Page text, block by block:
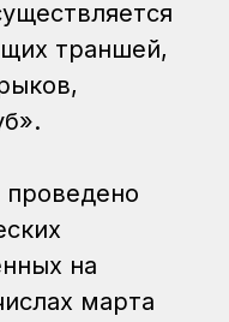
траншей,
на
марта